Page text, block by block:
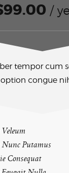
/
tempor cum
congue
Putamus
Consequat